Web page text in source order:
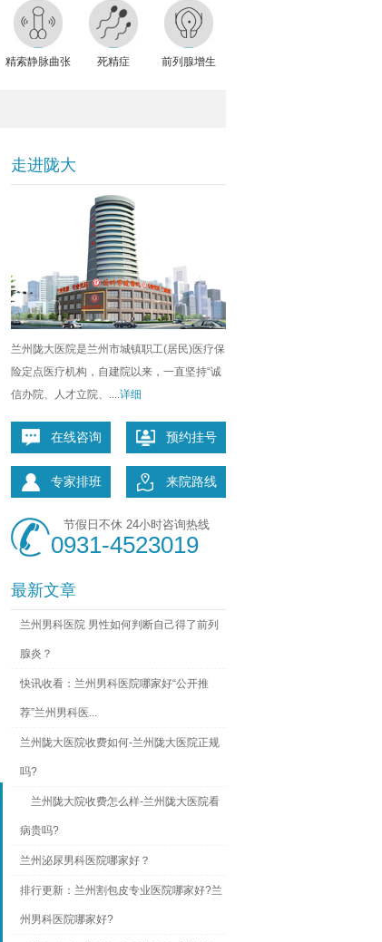
精索静脉曲张 死精症 前列腺增生
走进陇大
兰州陇大医院是兰州市城镇职工(居民)医疗保
险定点医疗机构，自建院以来，一直坚持“诚
信办院、人才立院、....详细
在线咨询 预约挂号
专家排班 来院路线
节假日不休 24小时咨询热线
0931-4523019
最新文章
兰州男科医院 男性如何判断自己得了前列
腺炎？
快讯收看：兰州男科医院哪家好“公开推
荐”兰州男科医...
兰州陇大医院收费如何-兰州陇大医院正规
吗?
兰州陇大院收费怎么样-兰州陇大医院看
病贵吗?
兰州泌尿男科医院哪家好？
排行更新：兰州割包皮专业医院哪家好?兰
州男科医院哪家好?